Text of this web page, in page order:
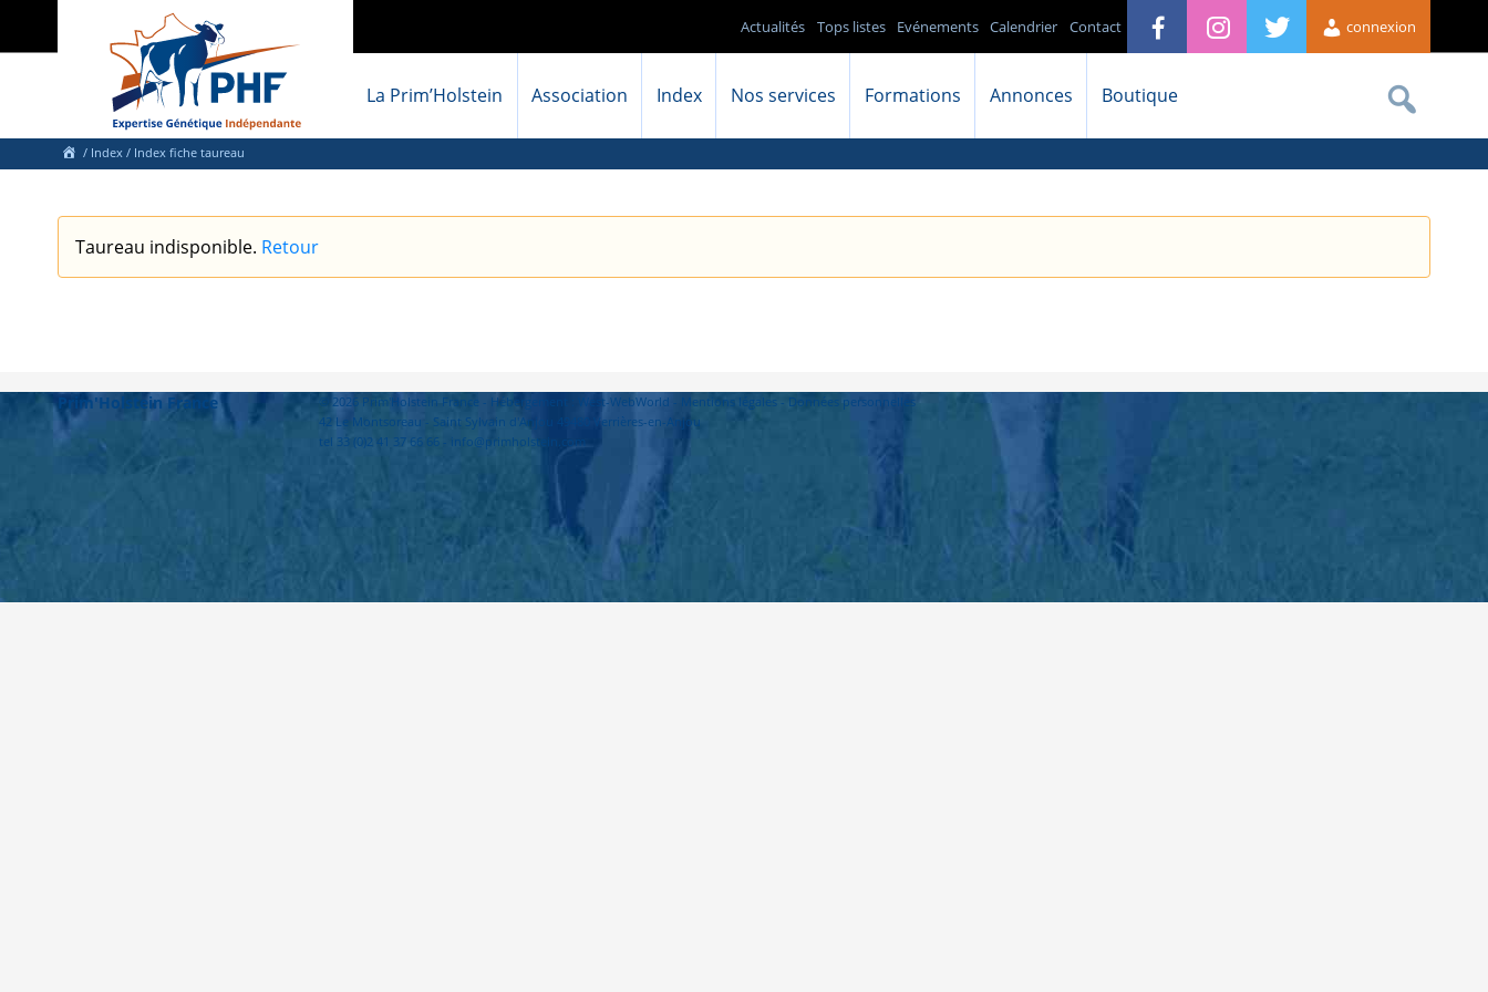
connexion
Contact
Calendrier
Evénements
Tops listes
Actualités
La Prim’Holstein Association Index Nos services Formations Annonces Boutique
/ Index / Index fiche taureau
Taureau indisponible. Retour
Prim'Holstein France © 2026 Prim'Holstein France - Hébergement : West-WebWorld - Mentions légales- Données personnelles
42 Le Montsoreau - Saint Sylvain d'Anjou 49480 Verrières-en-Anjou
tel 33 (0)2 41 37 66 66 - info@primholstein.com